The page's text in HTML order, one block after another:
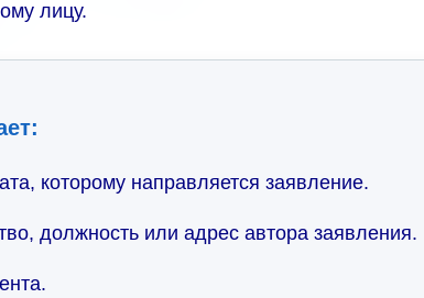
лицу.
которому направляется заявление.
должность или адрес автора заявления.